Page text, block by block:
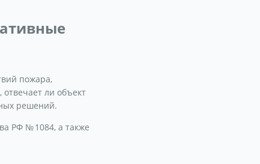
пожара,
ли объект
решений.
РФ № 1084, а также